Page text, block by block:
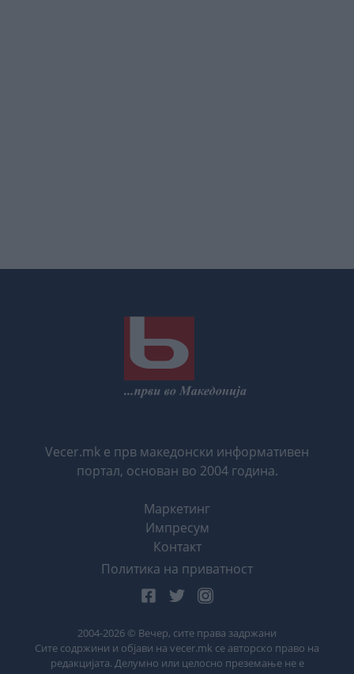
Vecer.mk е прв македонски информативен
портал, основан во 2004 година.
Маркетинг
Импресум
Контакт
Политика на приватност
2004-2026 © Вечер, сите права задржани
Сите содржини и објави на vecer.mk се авторско право на
редакцијата. Делумно или целосно преземање не е